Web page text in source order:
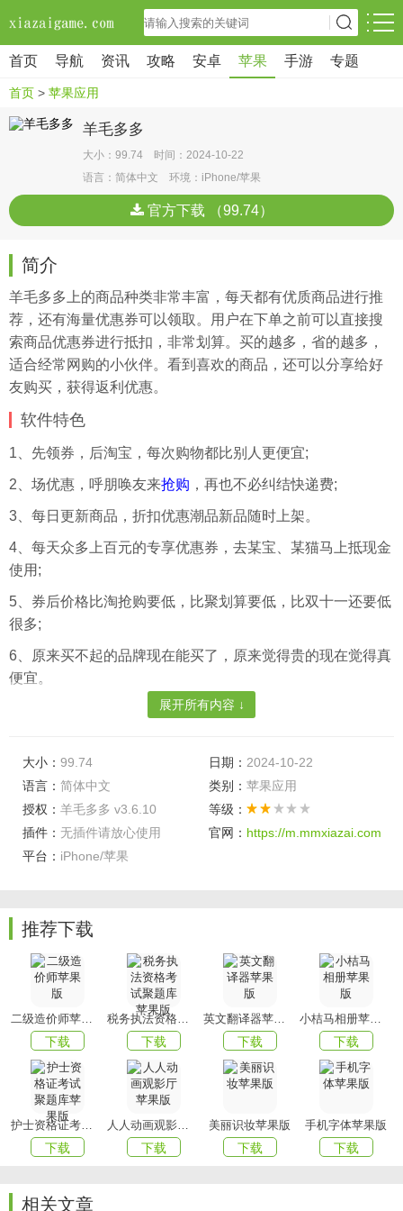
首页 导航 资讯 攻略 安卓 苹果 手游 专题
首页 > 苹果应用
羊毛多多
大小：99.74 时间：2024-10-22
语言：简体中文 环境：iPhone/苹果
官方下载 （99.74）
简介
羊毛多多上的商品种类非常丰富，每天都有优质商品进行推
荐，还有海量优惠券可以领取。用户在下单之前可以直接搜
索商品优惠券进行抵扣，非常划算。买的越多，省的越多，
适合经常网购的小伙伴。看到喜欢的商品，还可以分享给好
友购买，获得返利优惠。
软件特色
1、先领券，后淘宝，每次购物都比别人更便宜;
2、场优惠，呼朋唤友来抢购 ，再也不必纠结快递费;
3、每日更新商品，折扣优惠潮品新品随时上架。
4、每天众多上百元的专享优惠券，去某宝、某猫马上抵现金
使用;
5、券后价格比淘抢购要低，比聚划算要低，比双十一还要低
很多;
6、原来买不起的品牌现在能买了，原来觉得贵的现在觉得真
便宜。
1、每天众多上百元的专享优惠券，去某宝、某猫马上抵现金
2、券后价格比淘抢购要低，比聚划算要低，比双十一还要低
很多;
软件亮点
1、超级券，领券最高优惠95%。
2、高额佣金，自用省钱，分享赚钱。
3、佣金，月月省钱，佣金轻松。
以上就是羊毛多多的全部内容了，赶快收藏 xiazaigame吧
载更多软件和游戏吧！
展开所有内容 ↓
大小： 99.74 日期： 2024-10-22
语言： 简体中文 类别： 苹果应用
授权： 羊毛多多 v3.6.10
等级：
插件： 无插件请放心使用 官网： https://m.mmxiazai.com
平台： iPhone/苹果
推荐下载
二级造价师苹果版
下载
税务执法资格考试聚题库苹果版
下载
英文翻译器苹果版
下载
小桔马相册苹果版
下载
护士资格证考试聚题库苹果版
下载
人人动画观影厅苹果版
下载
美丽识妆苹果版
下载
手机字体苹果版
下载
相关文章